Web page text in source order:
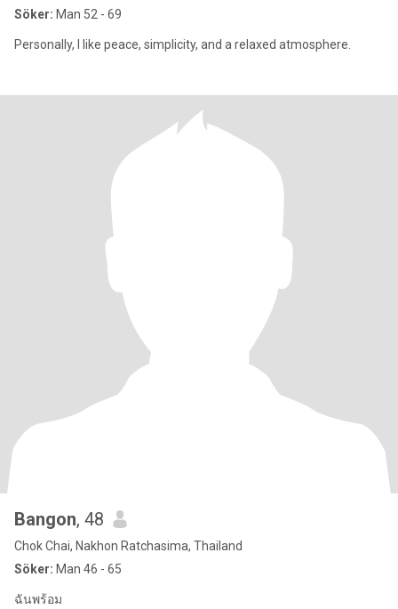
Söker: Man 52 - 69
Personally, I like peace, simplicity, and a relaxed atmosphere.
Bangon, 48
Chok Chai, Nakhon Ratchasima, Thailand
Söker: Man 46 - 65
ฉันพร้อม